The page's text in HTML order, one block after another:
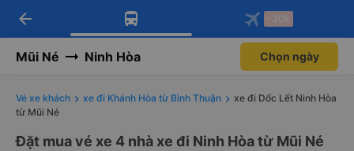
Tải app Vexere ngay!
Nhận ưu đãi thành viên độc
Mở app
Tải app Vexere
-30k/ghế khi đặt vé máy bay qua
Mở app
arrow_back -30k
Mũi Né Ninh Hòa Chọn ngày
Vé xe khách xe đi Khánh Hòa từ Bình Thuận
xe đi Dốc Lết Ninh Hòa
từ Mũi Né
Đặt mua vé xe 4 nhà xe đi Ninh Hòa từ Mũi Né